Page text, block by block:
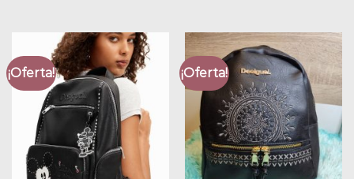
¡Oferta! ¡Oferta!